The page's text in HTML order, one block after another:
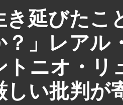
き延びたこ
？」レアル
トニオ・リ
しい批判が